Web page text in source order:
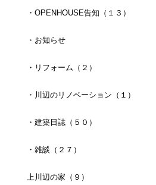
・OPENHOUSE告知（１３）
・お知らせ
・リフォーム（２）
・川辺のリノベーション（１）
・建築日誌（５０）
・雑談（２７）
上川辺の家（９）